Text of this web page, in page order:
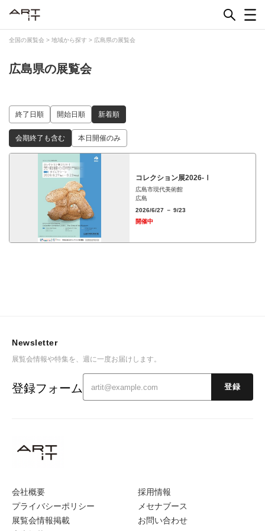
全国の展覧会 > 地域から探す > 広島県の展覧会
広島県の展覧会
終了日順 開始日順 新着順
会期終了も含む 本日開催のみ
コレクション展2026-Ⅰ
広島市現代美術館
広島
2026/6/27 － 9/23
開催中
会社概要
プライバシーポリシー
展覧会情報掲載
採用情報
メセナブース
お問い合わせ
Newsletter
展覧会情報や特集を、週に一度お届けします。
登録フォーム 登録